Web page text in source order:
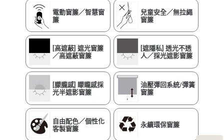
電動窗簾／智慧窗
簾
兒童安全／無拉繩
窗簾
[高遮蔽] 遮光窗簾
／高遮蔽窗簾
[遮隱私] 透光不透
人／採光遮影窗簾
[朦朧感] 矇矓感採
光半遮影窗簾
油壓彈回系統/彈簧
窗簾
自由配色／個性化
客製窗簾
永續環保窗簾